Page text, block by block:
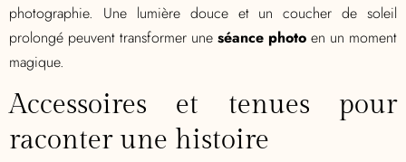
photographie. Une lumière douce et un coucher de soleil
prolongé peuvent transformer une séance photo en un moment
magique.
Accessoires et tenues pour
raconter une histoire